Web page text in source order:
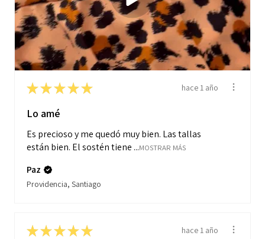
★★★★★ hace 1 año
Lo amé
Es precioso y me quedó muy bien. Las tallas
están bien. El sostén tiene ...MOSTRAR MÁS
Paz
Providencia, Santiago
★★★★★ hace 1 año